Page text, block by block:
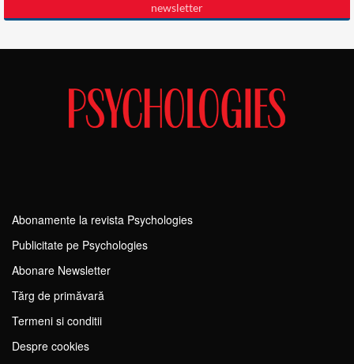
Abonamente la revista Psychologies
Publicitate pe Psychologies
Abonare Newsletter
Tărg de primăvară
Termeni si conditii
Despre cookies